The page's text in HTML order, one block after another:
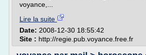
voyance,...
Lire la suite
Date: 2008-12-30 18:55:42
Site : http://regie.pub.voyance.free.fr